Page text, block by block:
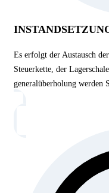
Es erfolgt der Austausch
Steuerkette, der
generalüberholung werden